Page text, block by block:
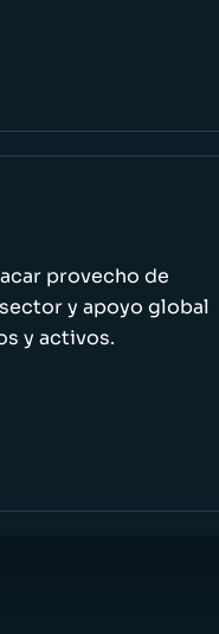
provecho de
y apoyo global
y activos.